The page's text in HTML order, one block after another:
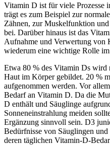
Vitamin D ist für viele Prozesse
trägt es zum Beispiel zur
Zähnen, zur Muskelfunktion
bei. Darüber hinaus ist das
Aufnahme und Verwertung von
wiederum eine wichtige Rolle
Etwa 80 % des Vitamin Ds wird
Haut im Körper gebildet. 20 %
aufgenommen werden. Vor
Bedarf an Vitamin D. Da die
D enthält und Säuglinge
Sonneneinstrahlung meiden
Ergänzung sinnvoll sein. D3
Bedürfnisse von Säuglingen
deren täglichen Vitamin-D-